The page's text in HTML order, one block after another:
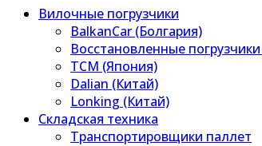
Вилочные погрузчики
BalkanCar (Болгария)
Восстановленные
TCM (Япония)
Dalian (Китай)
Lonking (Китай)
Складская техника
Транспортировщики паллет